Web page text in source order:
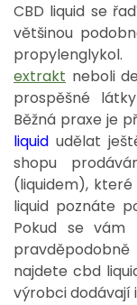
CBD liquid se
většinou
extrakt neboli
prospěšné
Běžná praxe je
liquid udělat
shopu
(liquidem),
liquid poznáte
Pokud se vám
najdete cbd
výrobci dodávají i